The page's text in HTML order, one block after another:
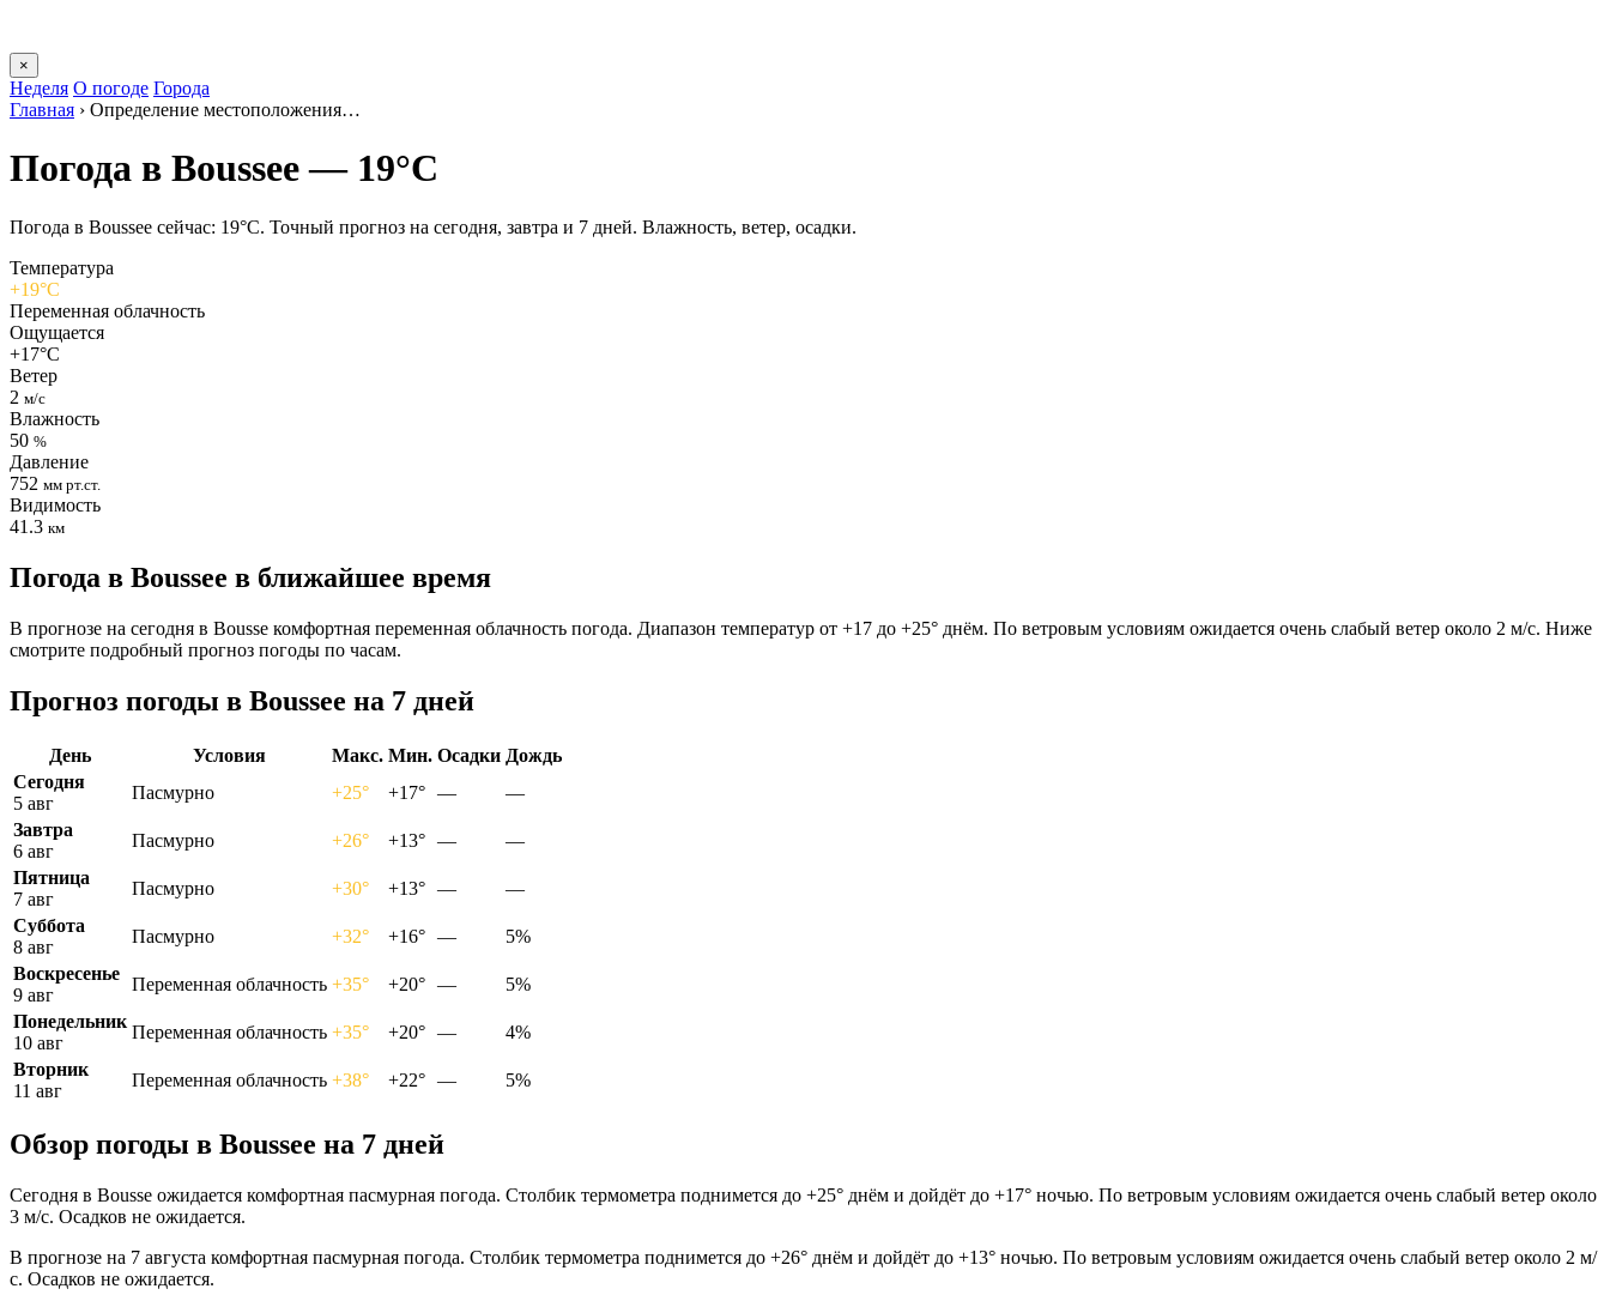
×
Неделя О погоде Города
Главная › Определение местоположения…
Погода в Bousseе — 19°C
Погода в Bousseе сейчас: 19°C. Точный прогноз на сегодня, завтра и 7 дней. Влажность, ветер, осадки.
Температура
+19°C
Переменная облачность
Ощущается
+17°C
Ветер
2 м/с
Влажность
50 %
Давление
752 мм рт.ст.
Видимость
41.3 км
Погода в Bousseе в ближайшее время
В прогнозе на сегодня в Bousse комфортная переменная облачность погода. Диапазон температур от +17 до +25° днём. По ветровым условиям ожидается очень слабый ветер около 2 м/с. Ниже
смотрите подробный прогноз погоды по часам.
Прогноз погоды в Bousseе на 7 дней
День Условия Макс. Мин. Осадки Дождь
Сегодня
5 авг
Пасмурно +25° +17° —
—
Завтра
6 авг
Пасмурно +26° +13° —
—
Пятница
7 авг
Пасмурно +30° +13° —
—
Суббота
8 авг
Пасмурно +32° +16° —
5%
Воскресенье
9 авг
Переменная облачность +35° +20° —
5%
Понедельник
10 авг
Переменная облачность +35° +20° —
4%
Вторник
11 авг
Переменная облачность +38° +22° — 5%
Обзор погоды в Bousseе на 7 дней
Сегодня в Bousse ожидается комфортная пасмурная погода. Столбик термометра поднимется до +25° днём и дойдёт до +17° ночью. По ветровым условиям ожидается очень слабый ветер около
3 м/с. Осадков не ожидается.
В прогнозе на 7 августа комфортная пасмурная погода. Столбик термометра поднимется до +26° днём и дойдёт до +13° ночью. По ветровым условиям ожидается очень слабый ветер около 2 м/
с. Осадков не ожидается.